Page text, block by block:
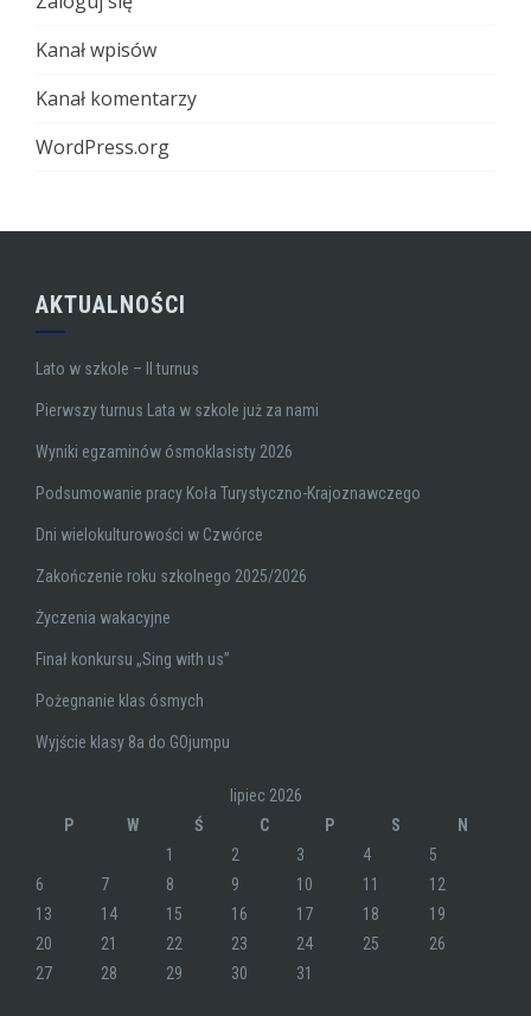
Kanał wpisów
Kanał komentarzy
WordPress.org
AKTUALNOŚCI
Lato w szkole – II turnus
Pierwszy turnus Lata w szkole już za nami
Wyniki egzaminów ósmoklasisty 2026
Podsumowanie pracy Koła Turystyczno-Krajoznawczego
Dni wielokulturowości w Czwórce
Zakończenie roku szkolnego 2025/2026
Życzenia wakacyjne
Finał konkursu „Sing with us”
Pożegnanie klas ósmych
Wyjście klasy 8a do GOjumpu
lipiec 2026
P
W Ś C P S
N
1
2 3 4
5
6
7 8 9 10 11
12
13
14 15 16 17 18
19
20
21 22 23 24 25
26
27
28 29 30 31